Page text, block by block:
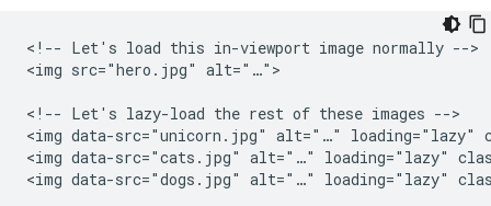
<!-- Let's load this in-viewport image normally -->
<img src="hero.jpg" alt="…">
<!-- Let's lazy-load the rest of these images -->
<img data-src="unicorn.jpg" alt="…" loading="lazy"
<img data-src="cats.jpg" alt="…" loading="lazy"
<img data-src="dogs.jpg" alt="…" loading="lazy"